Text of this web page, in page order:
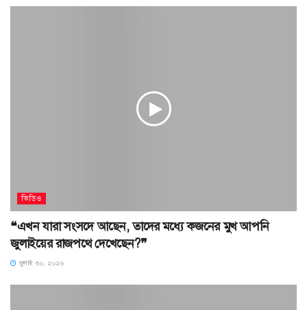
ভিডিও
❝এখন যারা সংসদে আছেন, তাদের মধ্যে কজনের মুখ আপনি
জুলাইয়ের রাজপথে দেখেছেন?❞
জুলাই ৩০, ২০২৬